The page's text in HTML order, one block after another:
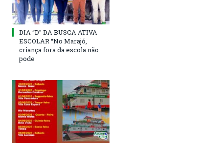
DIA “D” DA BUSCA ATIVA
ESCOLAR “No Marajó,
criança fora da escola não
pode